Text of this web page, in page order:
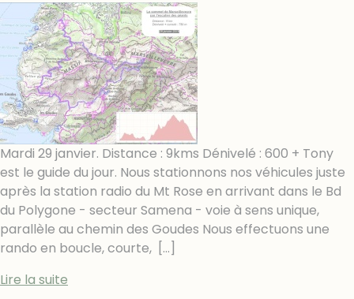
Mardi 29 janvier. Distance : 9kms Dénivelé : 600 + Tony
est le guide du jour. Nous stationnons nos véhicules juste
après la station radio du Mt Rose en arrivant dans le Bd
du Polygone - secteur Samena - voie à sens unique,
parallèle au chemin des Goudes Nous effectuons une
rando en boucle, courte,
[…]
Lire la suite